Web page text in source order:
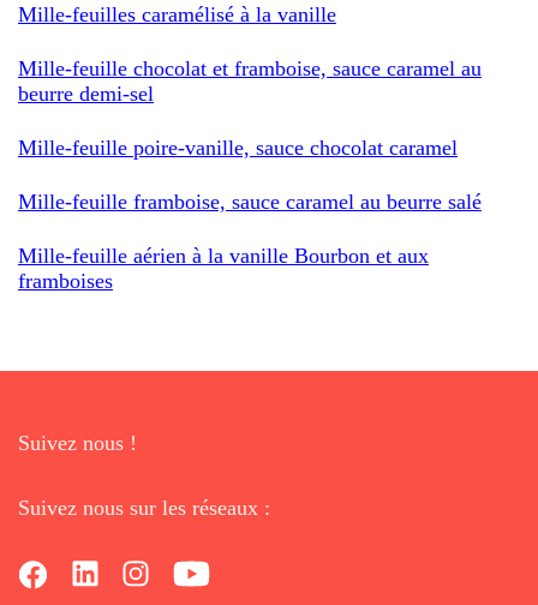
Mille-feuilles caramélisé à la vanille
Mille-feuille chocolat et framboise, sauce caramel au
beurre demi-sel
Mille-feuille poire-vanille, sauce chocolat caramel
Mille-feuille framboise, sauce caramel au beurre salé
Mille-feuille aérien à la vanille Bourbon et aux
framboises
Suivez nous !
Suivez nous sur les réseaux :